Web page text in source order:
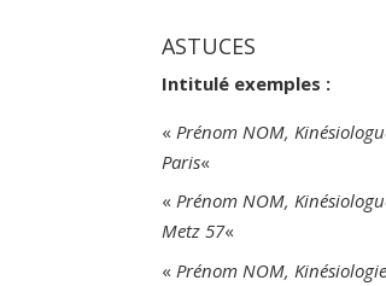
ASTUCES
Intitulé exemples :
« Prénom NOM,
Paris«
«Prénom NOM,
Metz 57«
« Prénom NOM, Kinésiologie